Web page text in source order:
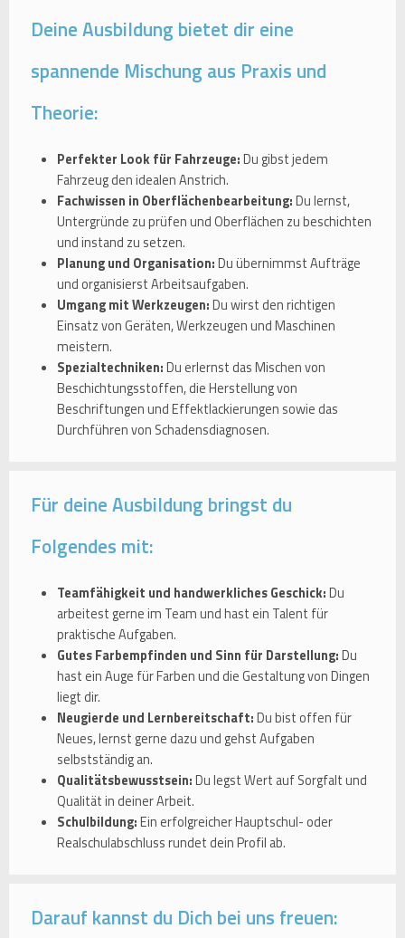
Deine Ausbildung bietet dir eine
spannende Mischung aus Praxis und
Theorie:
Perfekter Look für Fahrzeuge:Du gibst jedem
Fahrzeug den idealen Anstrich.
Fachwissen in Oberflächenbearbeitung:Du lernst,
Untergründe zu prüfen und Oberflächen zu beschichten
und instand zu setzen.
Planung und Organisation:Du übernimmst Aufträge
und organisierst Arbeitsaufgaben.
Umgang mit Werkzeugen:Du wirst den richtigen
Einsatz von Geräten, Werkzeugen und Maschinen
meistern.
Spezialtechniken:Du erlernst das Mischen von
Beschichtungsstoffen, die Herstellung von
Beschriftungen und Effektlackierungen sowie das
Durchführen von Schadensdiagnosen.
Für deine Ausbildung bringst du
Folgendes mit:
Teamfähigkeit und handwerkliches Geschick:Du
arbeitest gerne im Team und hast ein Talent für
praktische Aufgaben.
Gutes Farbempfinden und Sinn für Darstellung:Du
hast ein Auge für Farben und die Gestaltung von Dingen
liegt dir.
Neugierde und Lernbereitschaft:Du bist offen für
Neues, lernst gerne dazu und gehst Aufgaben
selbstständig an.
Qualitätsbewusstsein:Du legst Wert auf Sorgfalt und
Qualität in deiner Arbeit.
Schulbildung:Ein erfolgreicher Hauptschul- oder
Realschulabschluss rundet dein Profil ab.
Darauf kannst du Dich bei uns freuen: